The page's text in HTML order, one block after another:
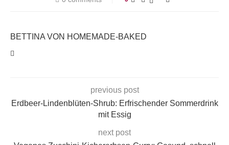
BETTINA VON HOMEMADE-BAKED
previous post
Erdbeer-Lindenblüten-Shrub: Erfrischender Sommerdrink
mit Essig
next post